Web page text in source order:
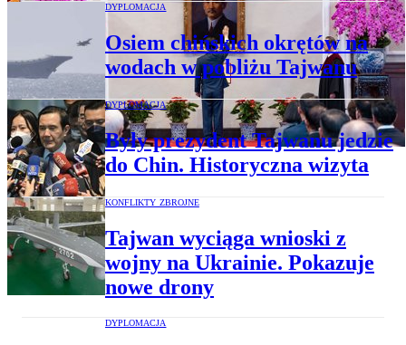
DYPLOMACJA
Osiem chińskich okrętów na
wodach w pobliżu Tajwanu
DYPLOMACJA
Były prezydent Tajwanu jedzie
do Chin. Historyczna wizyta
KONFLIKTY ZBROJNE
Tajwan wyciąga wnioski z
wojny na Ukrainie. Pokazuje
nowe drony
DYPLOMACJA